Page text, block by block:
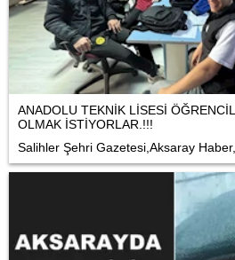
ANADOLU TEKNİK LİSESİ
OLMAK İSTİYORLAR.!!!
Salihler Şehri Gazetesi,Aksaray